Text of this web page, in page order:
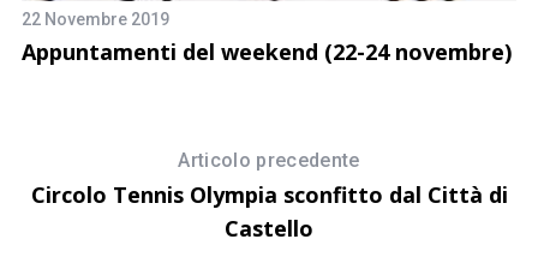
22 Novembre 2019
Appuntamenti del weekend (22-24 novembre)
Articolo precedente
Circolo Tennis Olympia sconfitto dal Città di
Castello